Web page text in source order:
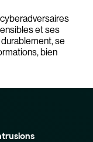
et ses
se
bien